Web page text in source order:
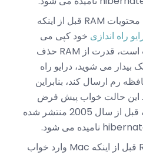
در این حالت، محتویات RAM قبل از اینکه
راه اندازی خود کپی می
شود. هنگامی که مک در خواب است، قدرت از RAM حذف
می شوید، درایو راه
رم ارسال کند، بنابراین
این حالت خواب پیش فرض
برای تلفن های همراه است که قبل از سال 2005 منتشر شده
محتویات RAM قبل از اینکه Mac وارد خواب